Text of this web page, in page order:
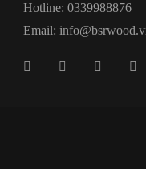
Hotline: 0339988876
Email: